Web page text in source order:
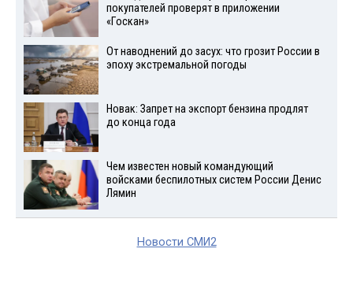
покупателей проверят в приложении
«Госкан»
От наводнений до засух: что грозит России в
эпоху экстремальной погоды
Новак: Запрет на экспорт бензина продлят
до конца года
Чем известен новый командующий
войсками беспилотных систем России Денис
Лямин
Новости СМИ2